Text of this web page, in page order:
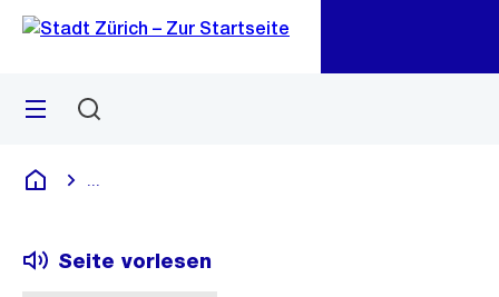
Navigation
Sprunglink
Menü
Deutsch
Seite vorlesen